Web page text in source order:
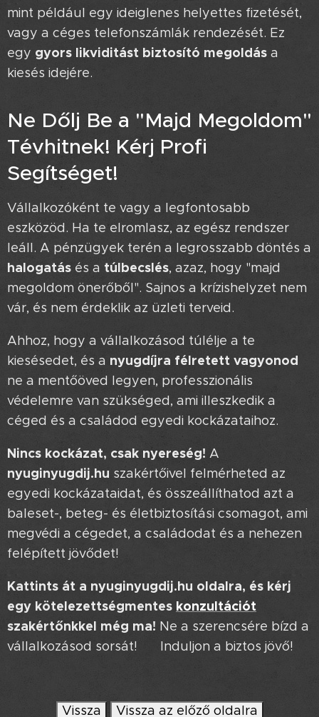
mint például egy ideiglenes helyettes fizetését,
vagy a céges telefonszámlák rendezését. Ez
egy gyors likviditást biztosító megoldás a
kiesés idejére.
Ne Dőlj Be a "Majd Megoldom"
Tévhitnek! Kérj Profi
Segítséget! 🤝
Vállalkozóként te vagy a legfontosabb
eszközöd. Ha te elromlasz, az egész rendszer
leáll. A pénzügyek terén a legrosszabb döntés a
halogatás és a túlbecslés, azaz, hogy "majd
megoldom önerőből". Sajnos a krízishelyzet nem
vár, és nem érdeklik az üzleti terveid.
Ahhoz, hogy a vállalkozásod túlélje a te
kiesésedet, és a nyugdíjra félretett vagyonod
ne a mentőöved legyen, professzionális
védelemre van szükséged, ami illeszkedik a
céged és a családod egyedi kockázataihoz.
Nincs kockázat, csak nyereség! A
nyuginyugdij.hu szakértőivel felmérheted az
egyedi kockázataidat, és összeállíthatod azt a
baleset-, beteg- és életbiztosítási csomagot, ami
megvédi a cégedet, a családodat és a nehezen
felépített jövődet!
Kattints át a nyuginyugdij.hu oldalra, és kérj
egy kötelezettségmentes konzultációt
szakértőnkkel még ma! Ne a szerencsére bízd a
vállalkozásod sorsát! 🍀 Induljon a biztos jövő!
Vissza Vissza az előző oldalra